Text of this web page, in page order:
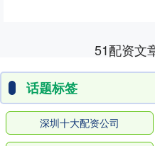
51配资文
话题标签
深圳十大配资公司